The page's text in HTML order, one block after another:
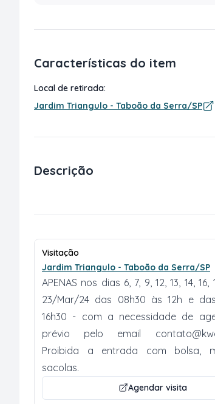
Características do item
Local de retirada:
Jardim Triangulo - Taboão da Serra/SP
Descrição
Visitação
Jardim Triangulo - Taboão da Serra/SP
APENAS nos dias 6, 7, 9, 12, 13, 14, 16,
23/Mar/24 das 08h30 às 12h e
16h30 - com a necessidade de
prévio pelo email
Proibida a entrada com bolsa,
sacolas.
Agendar visita